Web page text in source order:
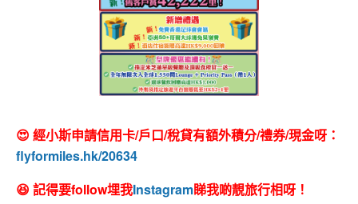
😍 經小斯申請信用卡/戶口/稅貸有額外積分/禮券/現金呀：
flyformiles.hk/20634
😆 記得要follow埋我Instagram睇我啲靚旅行相呀！